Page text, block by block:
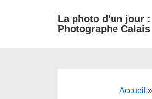
La photo d'un jour :
Photographe Calais
Accueil